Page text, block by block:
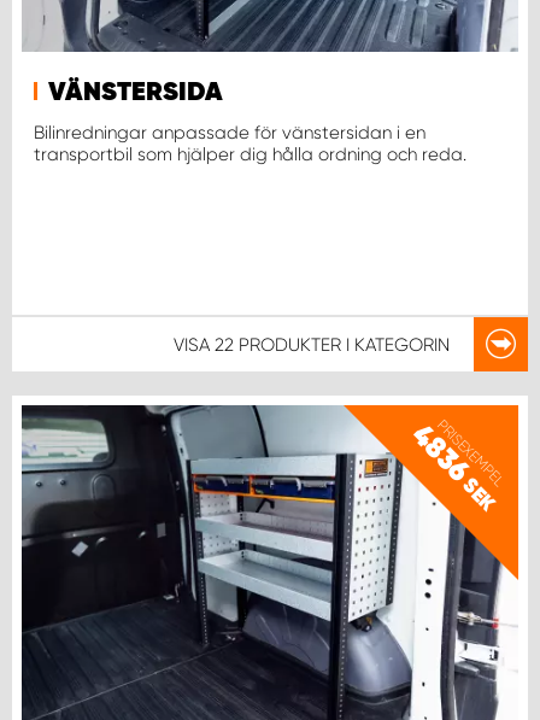
VÄNSTERSIDA
Bilinredningar anpassade för vänstersidan i en
transportbil som hjälper dig hålla ordning och reda.
VISA 22 PRODUKTER I KATEGORIN
PRISEXEMPEL
4836
SEK
WORK SYSTEM UPPSALA
WORK SYSTEM VÄXJÖ
WORK SYSTEM ÖSTERSUND